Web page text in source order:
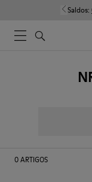
Saldos:
0ARTIGOS